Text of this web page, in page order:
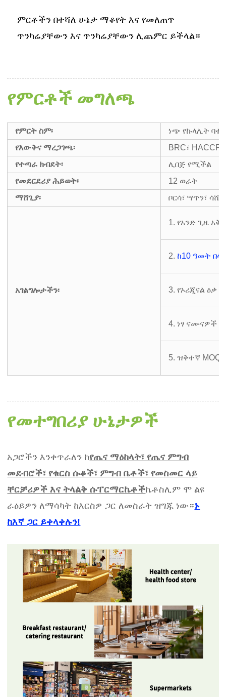
ምርቶችን በተሻለ ሁኔታ ማቆየት እና የመለጠጥ
ጥንካሬያቸውን እና ጥንካሬያቸውን ሊጨምር ይችላል።
የምርቶች መግለጫ
የምርት ስም፡
ነጭ የኩላሊት
የእውቅና ማረጋገጫ፡
BRC፣
የተጣራ ክብደት፡
ሊበጅ የሚችል
የመደርደሪያ ሕይወት፡
12 ወራት
ማሸጊያ፡
ቦርሳ፣ ሣጥን፣
አገልግሎታችን፡
1. የአንድ ጊዜ
2. ከ10 ዓመት
3. የኦሪጂናል ዕቃ
4. ነፃ ናሙናዎች
5. ዝቅተኛ MOQ
የመተግበሪያ ሁኔታዎች
አጋሮችን እንቀጥራለን ከየጤና ማዕከላት፣ የጤና ምግብ
መደብሮች፣ የቁርስ ሱቆች፣ ምግብ ቤቶች፣ የመስመር ላይ
ቸርቻሪዎች እና ትላልቅ ሱፐርማርኬቶችኬቶስሊም ሞ ልዩ
ራዕይዎን ለማሳካት ከእርስዎ ጋር ለመስራት ዝግጁ ነው።ኑ
ከእኛ ጋር ይቀላቀሉን!